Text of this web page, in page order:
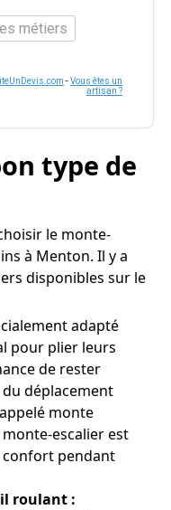
métiers
-Vous êtes un
artisan ?
type de
le monte-
à Menton. Il y a
disponibles sur le
adapté
pour plier leurs
de rester
déplacement
monte
escalier est
pendant
roulant :